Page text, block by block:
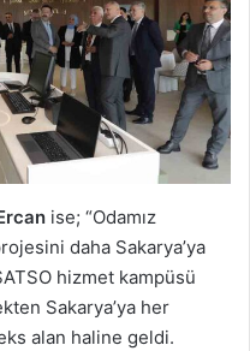
ise; “Odamız
daha Sakarya’ya
hizmet kampüsü
Sakarya’ya her
alan haline geldi.